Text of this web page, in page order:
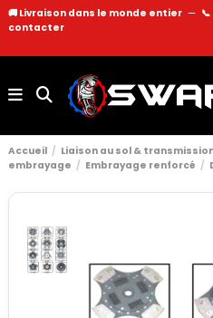
🚚 Livraison dans le monde entier —
contacter
Accueil Liaison au sol &
embrayage
Embrayage renforcé